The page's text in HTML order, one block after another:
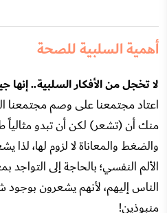
أهمية السلبية للصحة
لا تخجل من الأفكار السلبية.. إنها
اعتاد مجتمعنا على وصم مجتمعنا
منك أن (تشعر) لكن أن تبدو
والضغط والمعاناة لا لزوم لها،
الألم النفسي؛ بالحاجة إلى
الناس إليهم، لأنهم يشعرون
منبوذين!